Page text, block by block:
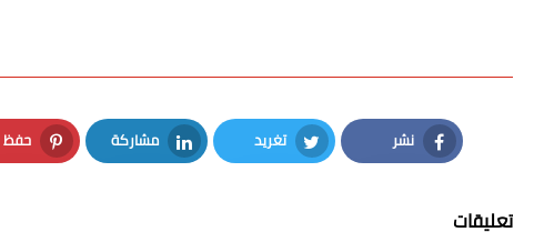
نشر
Facebook
تغريد
Twitter
مشاركة
LinkedIn
حفظ
تعليقات